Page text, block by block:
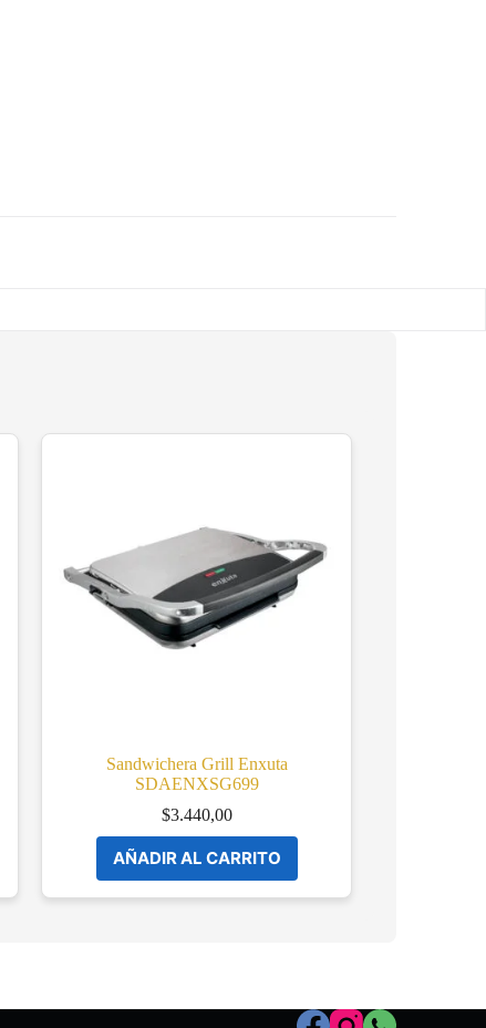
Sandwichera Grill Enxuta
SDAENXSG699
$3.440,00
AÑADIR AL CARRITO